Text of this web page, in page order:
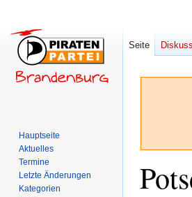
Seite
Hauptseite
Aktuelles
Termine
Letzte Änderungen
Kategorien